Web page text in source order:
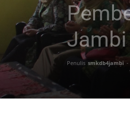
Penulis smkdb4jambi -